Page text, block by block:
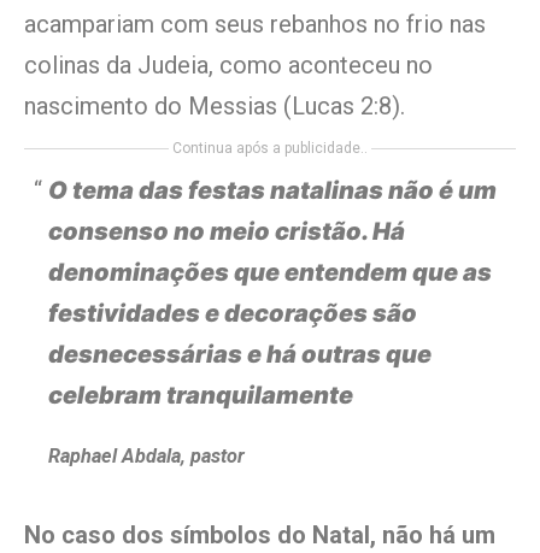
acampariam com seus rebanhos no frio nas
colinas da Judeia, como aconteceu no
nascimento do Messias (Lucas 2:8).
Continua após a publicidade..
O tema das festas natalinas não é um
consenso no meio cristão. Há
denominações que entendem que as
festividades e decorações são
desnecessárias e há outras que
celebram tranquilamente
Raphael Abdala, pastor
No caso dos símbolos do Natal, não há um